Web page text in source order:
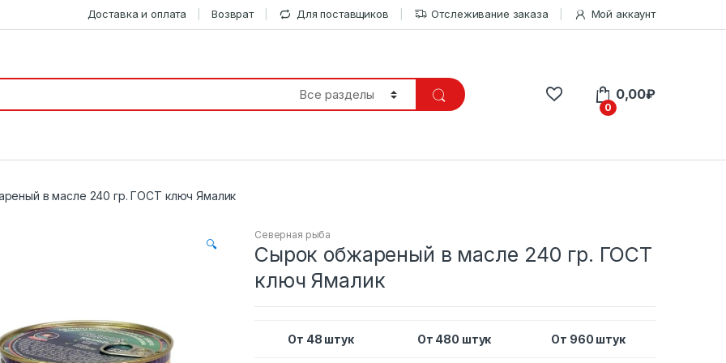
Доставка и оплата Возврат Для поставщиков Отслеживание заказа Мой аккаунт
0
0,00₽
в масле 240 гр. ГОСТ ключ Ямалик
🔍
Северная рыба
Сырок обжареный в масле 240 гр. ГОСТ
ключ Ямалик
От 48 штук От 480 штук От 960 штук